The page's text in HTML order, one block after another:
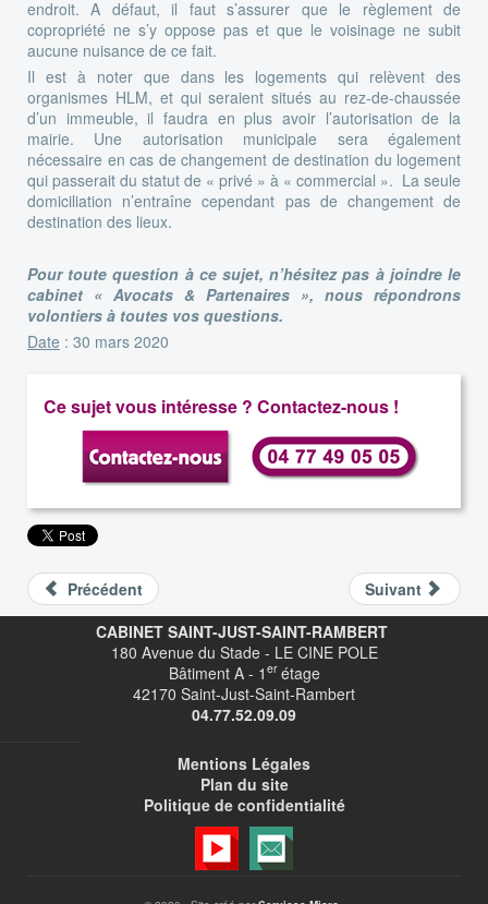
endroit. A défaut, il faut s’assurer que le règlement de
copropriété ne s’y oppose pas et que le voisinage ne subit
aucune nuisance de ce fait.
Il est à noter que dans les logements qui relèvent des
organismes HLM, et qui seraient situés au rez-de-chaussée
d’un immeuble, il faudra en plus avoir l’autorisation de la
mairie. Une autorisation municipale sera également
nécessaire en cas de changement de destination du logement
qui passerait du statut de « privé » à « commercial ». La seule
domiciliation n’entraîne cependant pas de changement de
destination des lieux.
Pour toute question à ce sujet, n’hésitez pas à joindre le
cabinet « Avocats & Partenaires », nous répondrons
volontiers à toutes vos questions.
Date : 30 mars 2020
Ce sujet vous intéresse ? Contactez-nous !
Précédent
Suivant
CABINET SAINT-JUST-SAINT-RAMBERT
180 Avenue du Stade - LE CINE POLE
Bâtiment A - 1 er étage
42170 Saint-Just-Saint-Rambert
04.77.52.09.09
Mentions Légales
Plan du site
Politique de confidentialité